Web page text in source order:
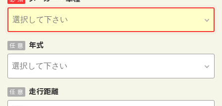
年式
任 意
走行距離
任 意